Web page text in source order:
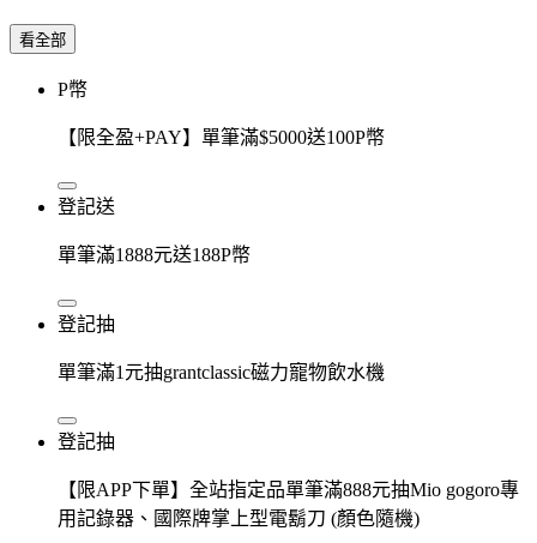
看全部
P幣
【限全盈+PAY】單筆滿$5000送100P幣
登記送
單筆滿1888元送188P幣
登記抽
單筆滿1元抽grantclassic磁力寵物飲水機
登記抽
【限APP下單】全站指定品單筆滿888元抽Mio gogoro專
用記錄器、國際牌掌上型電鬍刀 (顏色隨機)